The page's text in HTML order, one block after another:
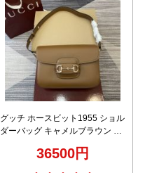
グッチ ホースビット1955 ショル
ダーバッグ キャメルブラウン n
寧な縫製 安心サイト 即納対応
36500円